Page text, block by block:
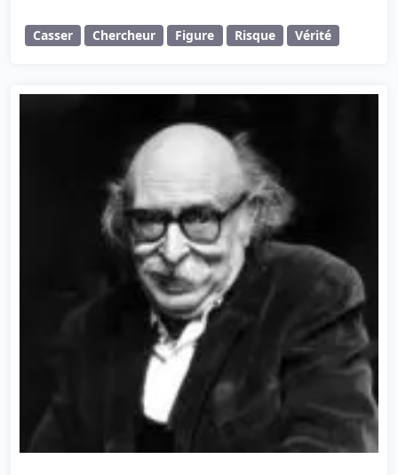
Casser Chercheur Figure Risque Vérité